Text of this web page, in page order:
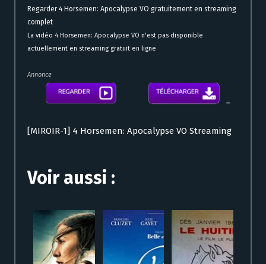
Regarder 4 Horsemen: Apocalypse VO gratuitement en streaming
complet
La vidéo 4 Horsemen: Apocalypse VO n'est pas disponible
actuellement en streaming gratuit en ligne
Annonce
[MIROIR-1] 4 Horsemen: Apocalypse VO Streaming
Voir aussi :